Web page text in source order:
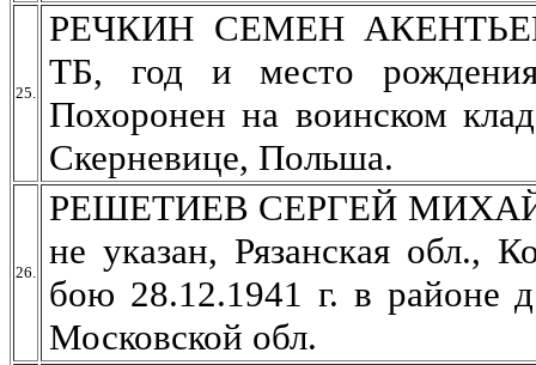
25.
РЕЧКИН СЕМЕН
ТБ, год и место
Похоронен на воинском
Скерневице, Польша.
26.
РЕШЕТИЕВ СЕРГЕЙ
не указан, Рязанская обл.,
бою 28.12.1941 г. в районе
Московской обл.